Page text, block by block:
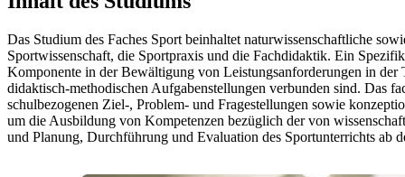
Das Studium des Faches Sport beinhaltet naturwissenschaftliche
Sportwissenschaft, die Sportpraxis und die Fachdidaktik. Ein
Komponente in der Bewältigung von Leistungsanforderungen in der
didaktisch-methodischen Aufgabenstellungen verbunden sind. Das
schulbezogenen Ziel-, Problem- und Fragestellungen sowie
um die Ausbildung von Kompetenzen bezüglich der von
und Planung, Durchführung und Evaluation des Sportunterrichts ab